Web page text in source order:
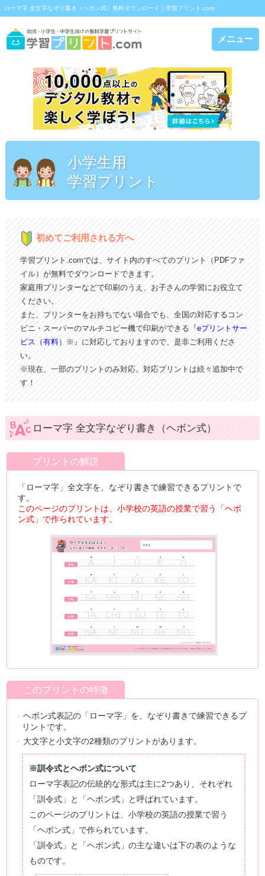
ローマ字 全文字なぞり書き（ヘボン式）無料ダウンロード｜学習プリント.com
メニュー
小学生用
学習プリント
初めてご利用される方へ
学習プリント.comでは、サイト内のすべてのプリント（PDFファ
イル）が無料でダウンロードできます。
家庭用プリンターなどで印刷のうえ、お子さんの学習にお役立て
ください。
また、プリンターをお持ちでない場合でも、全国の対応するコン
ビニ・スーパーのマルチコピー機で印刷ができる『eプリントサー
ビス（有料）
※』に対応しておりますので、是非ご利用くださ
い。
※現在、一部のプリントのみ対応。対応プリントは続々追加中で
す！
ローマ字 全文字なぞり書き（ヘボン式）
プリントの解説
「ローマ字」全文字を、なぞり書きで練習できるプリントで
す。
このページのプリントは、小学校の英語の授業で習う「ヘボ
ン式」で作られています。
このプリントの特徴
ヘボン式表記の「ローマ字」を、なぞり書きで練習できるプ
リントです。
大文字と小文字の2種類のプリントがあります。
※訓令式とヘボン式について
ローマ字表記の伝統的な形式は主に2つあり、それぞれ
「訓令式」と「ヘボン式」と呼ばれています。
このページのプリントは、小学校の英語の授業で習う
「ヘボン式」で作られています。
「訓令式」と「ヘボン式」の主な違いは下の表のような
ものです。